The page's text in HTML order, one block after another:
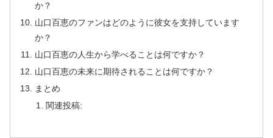
か？
山口百恵のファンはどのように彼女を支持しています
か？
山口百恵の人生から学べることは何ですか？
山口百恵の未来に期待されることは何ですか？
まとめ
関連投稿: